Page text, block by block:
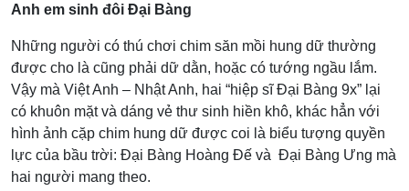
Anh em sinh đôi Đại Bàng
Những người có thú chơi chim săn mồi hung dữ thường
được cho là cũng phải dữ dằn, hoặc có tướng ngầu lắm.
Vậy mà Việt Anh – Nhật Anh, hai “hiệp sĩ Đại Bàng 9x” lại
có khuôn mặt và dáng vẻ thư sinh hiền khô, khác hẳn với
hình ảnh cặp chim hung dữ được coi là biểu tượng quyền
lực của bầu trời: Đại Bàng Hoàng Đế và Đại Bàng Ưng mà
hai người mang theo.